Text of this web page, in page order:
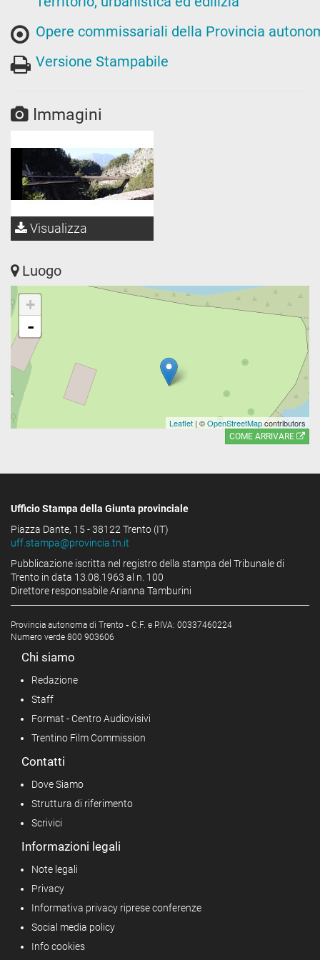
Opere commissariali della Provincia
Versione Stampabile
Immagini
Visualizza
Luogo
+
-
Leaflet | ©OpenStreetMapcontributors
COME ARRIVARE
Ufficio Stampa della Giunta provinciale
Piazza Dante, 15 - 38122 Trento (IT)
uff.stampa@provincia.tn.it
Pubblicazione iscritta nel registro della stampa del Tribunale di
Trento in data 13.08.1963 al n. 100
Direttore responsabile Arianna Tamburini
Provincia autonoma di Trento - C.F. e P.IVA: 00337460224
Numero verde 800 903606
Chi siamo
Redazione
Staff
Format - Centro Audiovisivi
Trentino Film Commission
Contatti
Dove Siamo
Struttura di riferimento
Scrivici
Informazioni legali
Note legali
Privacy
Informativa privacy riprese conferenze
Social media policy
Info cookies